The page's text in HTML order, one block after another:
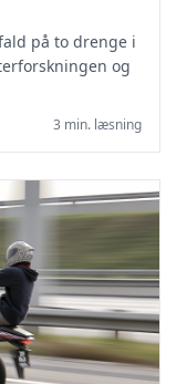
på to drenge i
og
3 min. læsning